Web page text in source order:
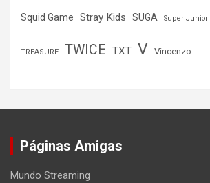
Squid Game Stray Kids SUGA Super Junior
TREASURE TWICE TXT V Vincenzo
Páginas Amigas
Mundo Streaming